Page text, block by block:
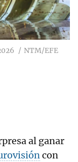
NTM/EFE
al ganar
con